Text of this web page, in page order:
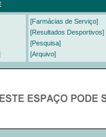
[Farmácias de Serviço]
[Resultados Desportivos]
[Pesquisa]
[Arquivo]